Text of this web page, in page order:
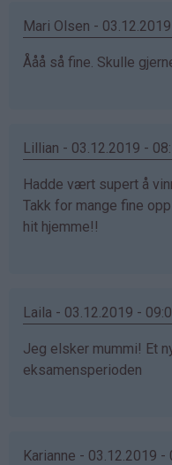
Mari Olsen -
Ååå så fine. Skulle
Lillian - 03.12.2019 -
Hadde vært supert å
Takk for mange fine
hit hjemme!!
Laila - 03.12.2019 -
Jeg elsker mummi! Et
eksamensperioden
Karianne - 03.12.2019 -